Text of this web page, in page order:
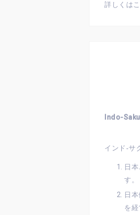
詳しくは
Indo-
インド‐サ
日
す。
日
を